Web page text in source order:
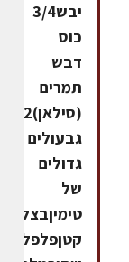
יבש3/4
כוס
דבש
תמרים
(סילאן)2
גבעולים
גדולים
של
טימיןבצל
קטןפלפל